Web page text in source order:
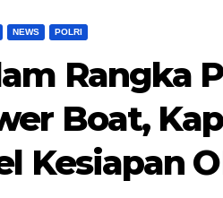
NEWS POLRI
Rangka
Boat,
Kesiapan